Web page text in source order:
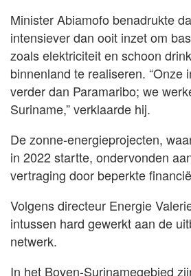
Minister Abiamofo benadrukte
intensiever dan ooit inzet om
zoals elektriciteit en schoon
binnenland te realiseren. “Onze
verder dan Paramaribo; we
Suriname,” verklaarde hij.
De zonne-energieprojecten,
in 2022 startte, ondervonden
vertraging door beperkte
Volgens directeur Energie
intussen hard gewerkt aan de
netwerk.
In het Boven-Surinamegebied